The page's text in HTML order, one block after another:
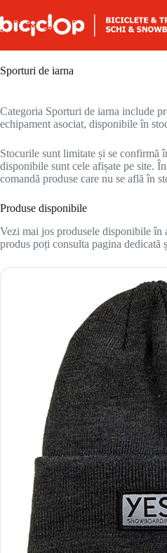
Sporturi de iarna
Categoria Sporturi de iarna include
echipament asociat, disponibile în
Stocurile sunt limitate și se confirmă
disponibile sunt cele afișate pe site.
comandă produse care nu se află în
Produse disponibile
Vezi mai jos produsele disponibile în
produs poți consulta pagina